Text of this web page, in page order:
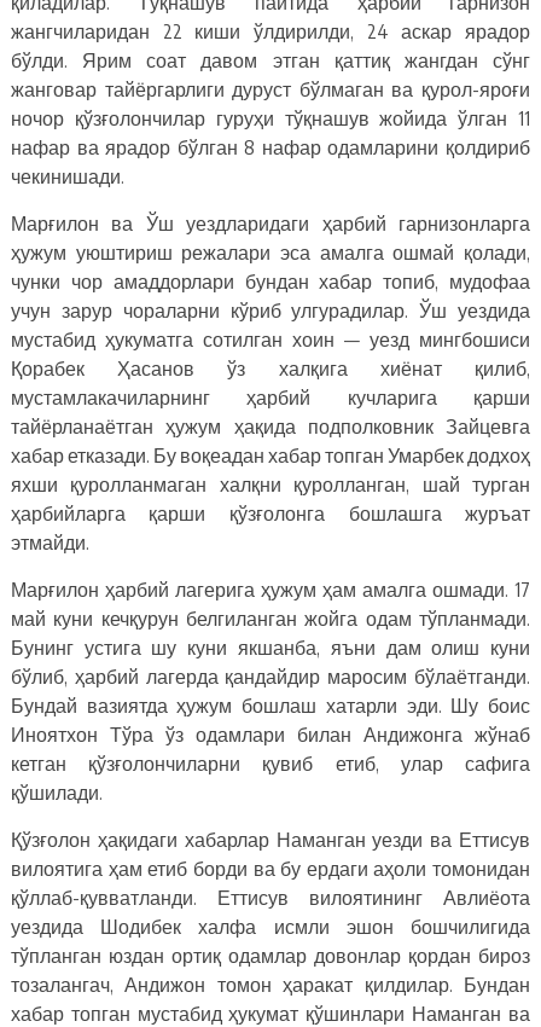
жангчиларидан 22 киши ўлдирилди, 24 аскар ярадор
бўлди. Ярим соат давом этган қаттиқ жангдан сўнг
жанговар тайёргарлиги дуруст бўлмаган ва қурол-яроғи
ночор қўзғолончилар гуруҳи тўқнашув жойида ўлган 11
нафар ва ярадор бўлган 8 нафар одамларини қолдириб
чекинишади.
Марғилон ва Ўш уездларидаги ҳарбий гарнизонларга
ҳужум уюштириш режалари эса амалга ошмай қолади,
чунки чор амаддорлари бундан хабар топиб, мудофаа
учун зарур чораларни кўриб улгурадилар. Ўш уездида
мустабид ҳукуматга сотилган хоин — уезд мингбошиси
Қорабек Ҳасанов ўз халқига хиёнат қилиб,
мустамлакачиларнинг ҳарбий кучларига қарши
тайёрланаётган ҳужум ҳақида подполковник Зайцевга
хабар етказади. Бу воқеадан хабар топган Умарбек додхоҳ
яхши қуролланмаган халқни қуролланган, шай турган
ҳарбийларга қарши қўзғолонга бошлашга журъат
этмайди.
Марғилон ҳарбий лагерига ҳужум ҳам амалга ошмади. 17
май куни кечқурун белгиланган жойга одам тўпланмади.
Бунинг устига шу куни якшанба, яъни дам олиш куни
бўлиб, ҳарбий лагерда қандайдир маросим бўлаётганди.
Бундай вазиятда ҳужум бошлаш хатарли эди. Шу боис
Иноятхон Тўра ўз одамлари билан Андижонга жўнаб
кетган қўзғолончиларни қувиб етиб, улар сафига
қўшилади.
Қўзғолон ҳақидаги хабарлар Наманган уезди ва Еттисув
вилоятига ҳам етиб борди ва бу ердаги аҳоли томонидан
қўллаб-қувватланди. Еттисув вилоятининг Авлиёота
уездида Шодибек халфа исмли эшон бошчилигида
тўпланган юздан ортиқ одамлар довонлар қордан бироз
тозалангач, Андижон томон ҳаракат қилдилар. Бундан
хабар топган мустабид ҳукумат қўшинлари Наманган ва